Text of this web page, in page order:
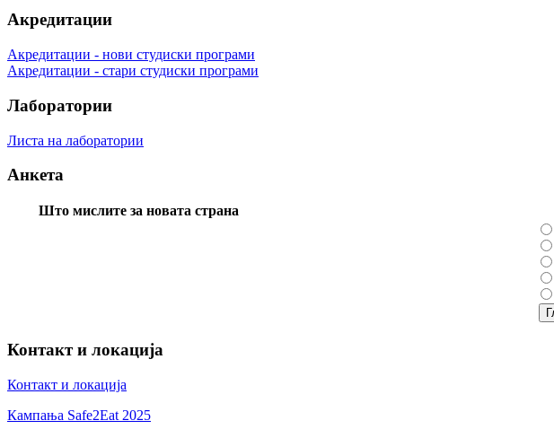
Акредитации
Акредитации - нови студиски програми
Акредитации - стари студиски програми
Лаборатории
Листа на лаборатории
Анкета
Што мислите за новата страна
Контакт и локација
Контакт и локација
Кампања Safe2Eat 2025